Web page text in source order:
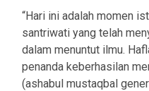
“Hari ini adalah momen
santriwati yang telah
dalam menuntut ilmu.
penanda keberhasilan
(ashabul mustaqbal